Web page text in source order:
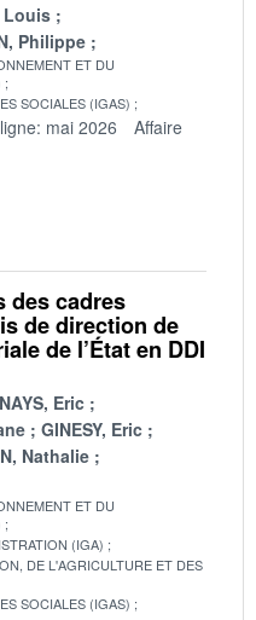
Louis
Philippe
ET DU
SOCIALES (IGAS)
mai 2026
Affaire
des cadres
de direction de
de l’État en DDI
Eric
GINESY, Eric
Nathalie
ET DU
(IGA)
DE L'AGRICULTURE ET DES
SOCIALES (IGAS)